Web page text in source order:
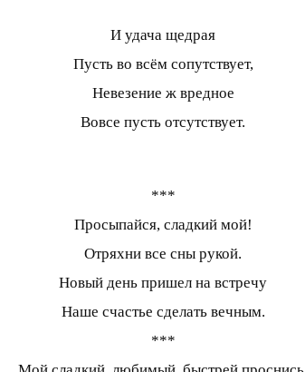
И удача щедрая
Пусть во всём сопутствует,
Невезение ж вредное
Вовсе пусть отсутствует.
***
Просыпайся, сладкий мой!
Отряхни все сны рукой.
Новый день пришел на встречу
Наше счастье сделать вечным.
***